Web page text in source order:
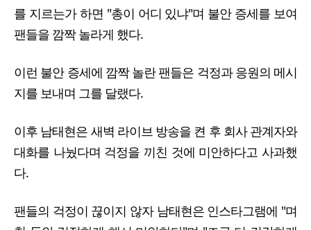
를 지르는가 하면 "총이 어디 있냐"며 불안 증세를 보여
팬들을 깜짝 놀라게 했다.
이런 불안 증세에 깜짝 놀란 팬들은 걱정과 응원의 메시
지를 보내며 그를 달랬다.
이후 남태현은 새벽 라이브 방송을 켠 후 회사 관계자와
대화를 나눴다며 걱정을 끼친 것에 미안하다고 사과했
다.
팬들의 걱정이 끊이지 않자 남태현은 인스타그램에 "며